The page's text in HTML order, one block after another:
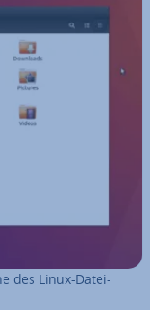
des Linux-Da­tei­